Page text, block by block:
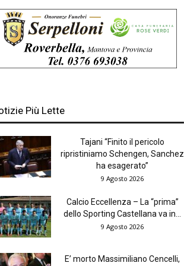
Più Lette
Tajani “Finito il pericolo
ripristiniamo Schengen, Sanchez
ha esagerato”
9 Agosto 2026
Calcio Eccellenza – La “prima”
dello Sporting Castellana va in...
9 Agosto 2026
E’ morto Massimiliano Cencelli,